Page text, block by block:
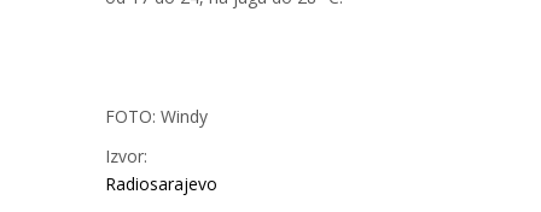
FOTO: Windy
Izvor:
Radiosarajevo